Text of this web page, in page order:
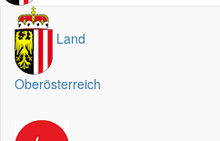
Land
Oberösterreich